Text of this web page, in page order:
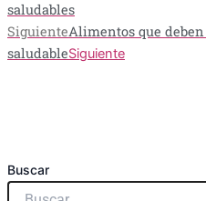
saludables
SiguienteAlimentos que
saludableSiguiente
Buscar